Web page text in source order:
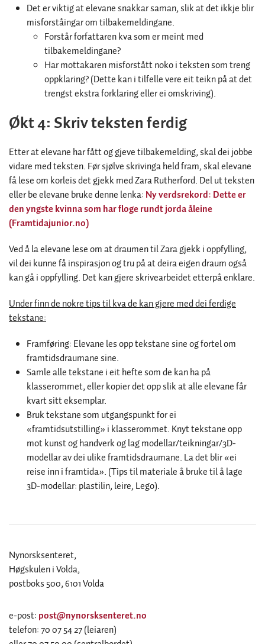
Det er viktig at elevane snakkar saman, slik at det ikkje blir
misforståingar om tilbakemeldingane.
Forstår forfattaren kva som er meint med
tilbakemeldingane?
Har mottakaren misforstått noko i teksten som treng
oppklaring? (Dette kan i tilfelle vere eit teikn på at det
trengst ekstra forklaring eller ei omskriving).
Økt 4: Skriv teksten ferdig
Etter at elevane har fått og gjeve tilbakemelding, skal dei jobbe
vidare med teksten. Før sjølve skrivinga held fram, skal elevane
få lese om korleis det gjekk med Zara Rutherford. Del ut teksten
eller be elevane bruke denne lenka: Ny verdsrekord: Dette er
den yngste kvinna som har floge rundt jorda åleine
(Framtidajunior.no)
Ved å la elevane lese om at draumen til Zara gjekk i oppfylling,
vil dei kunne få inspirasjon og tru på at deira eigen draum også
kan gå i oppfylling. Det kan gjere skrivearbeidet etterpå enklare.
Under finn de nokre tips til kva de kan gjere med dei ferdige
tekstane:
Framføring: Elevane les opp tekstane sine og fortel om
framtidsdraumane sine.
Samle alle tekstane i eit hefte som de kan ha på
klasserommet, eller kopier det opp slik at alle elevane får
kvart sitt eksemplar.
Bruk tekstane som utgangspunkt for ei
«framtidsutstilling» i klasserommet. Knyt tekstane opp
mot kunst og handverk og lag modellar/teikningar/3D-
modellar av dei ulike framtidsdraumane. La det blir «ei
reise inn i framtida». (Tips til materiale å bruke til å lage
3D-modellar: plastilin, leire, Lego).
Nynorsksenteret,
Høgskulen i Volda,
postboks 500, 6101 Volda
e-post: post@nynorsksenteret.no
telefon: 70 07 54 27 (leiaren)